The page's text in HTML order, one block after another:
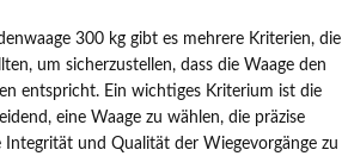
300 kg gibt es mehrere Kriterien, die
um sicherzustellen, dass die Waage den
entspricht. Ein wichtiges Kriterium ist die
eine Waage zu wählen, die präzise
Integrität und Qualität der Wiegevorgänge zu